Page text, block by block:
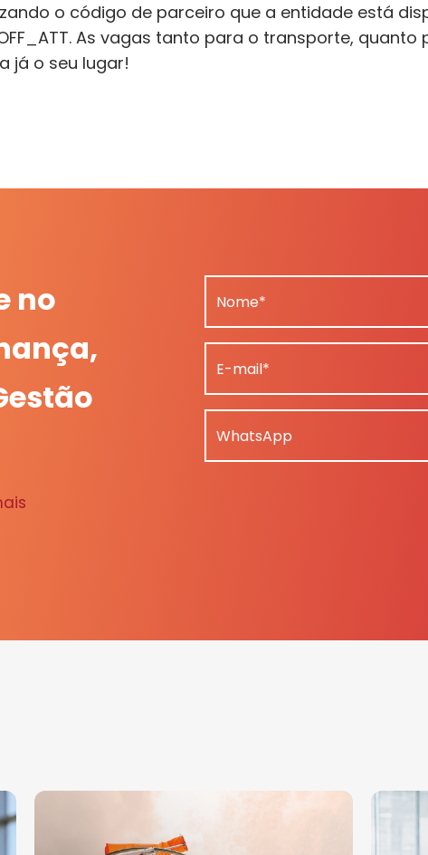
o código de parceiro que a entidade está
As vagas tanto para o transporte,
já o seu lugar!
no
Nome*
E-mail*
WhatsApp